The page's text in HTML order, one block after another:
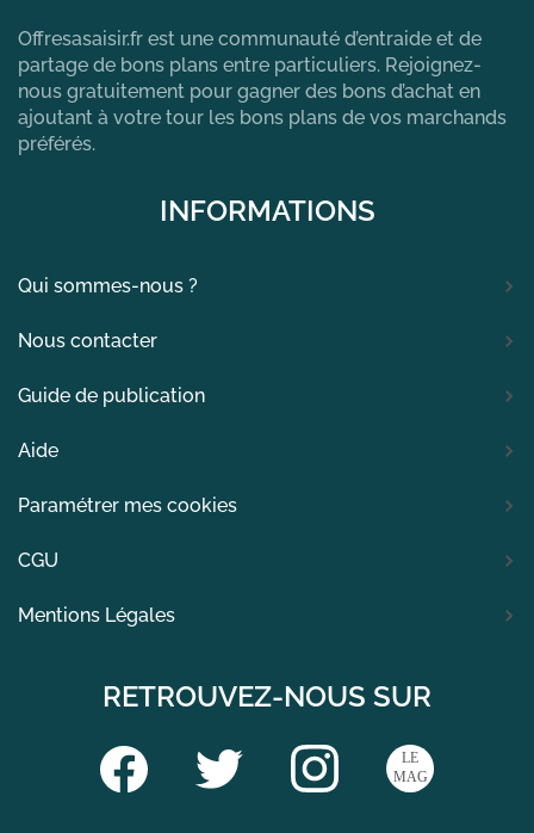
Offresasaisir.fr est une communauté d’entraide et de
partage de bons plans entre particuliers. Rejoignez-
nous gratuitement pour gagner des bons d’achat en
ajoutant à votre tour les bons plans de vos marchands
préférés.
INFORMATIONS
Qui sommes-nous ?
Nous contacter
Guide de publication
Aide
Paramétrer mes cookies
CGU
Mentions Légales
RETROUVEZ-NOUS SUR